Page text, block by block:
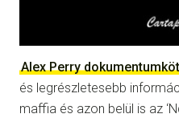
Alex Perry
és legrészletesebb
maffia és azon belül is az